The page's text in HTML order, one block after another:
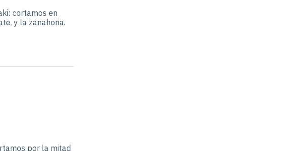
cortamos en
y la zanahoria.
por la mitad